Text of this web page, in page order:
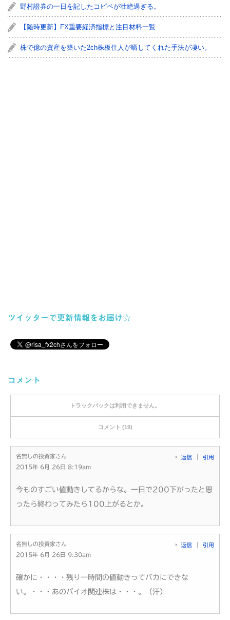
野村證券の一日を記したコピペが壮絶過ぎる。
【随時更新】FX重要経済指標と注目材料一覧
株で億の資産を築いた2ch株板住人が晒してくれた手法が凄い。
ツイッターで更新情報をお届け☆
コメント
トラックバックは利用できません。
コメント (19)
名無しの投資家さん
2015年 6月 26日 8:19am
返信 引用
今ものすごい値動きしてるからな。一日で200下がったと思
ったら終わってみたら100上がるとか。
名無しの投資家さん
2015年 6月 26日 9:30am
返信 引用
確かに・・・・残り一時間の値動きってバカにできな
い。・・・あのバイオ関連株は・・・。（汗）